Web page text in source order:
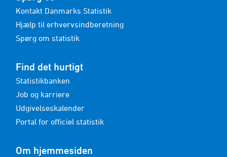
Kontakt Danmarks Statistik
Hjælp til erhvervsindberetning
Spørg om statistik
Find det hurtigt
Statistikbanken
Job og karriere
Udgivelseskalender
Portal for officiel statistik
Om hjemmesiden